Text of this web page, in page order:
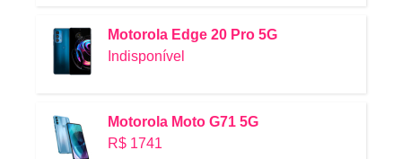
Motorola Edge 20 Pro 5G
Indisponível
Motorola Moto G71 5G
R$ 1741